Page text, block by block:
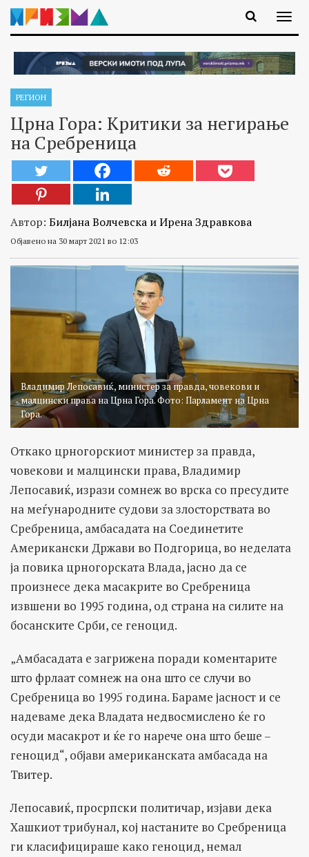
РЕГИОН
Црна Гора: Критики за негирање
на Сребреница
Автор: Билјана Волчевска и Ирена Здравкова
Објавено на 30 март 2021 во 12:03
Владимир Лепосавиќ, министер за правда, човекови и
малцински права на Црна Гора. Фото: Парламент на Црна
Гора.
Откако црногорскиот министер за правда,
човекови и малцински права, Владимир
Лепосавиќ, изрази сомнеж во врска со пресудите
на меѓународните судови за злосторствата во
Сребреница, амбасадата на Соединетите
Американски Држави во Подгорица, во неделата
ја повика црногорската Влада, јасно да се
произнесе дека масакрите во Сребреница
извшени во 1995 година, од страна на силите на
босанските Срби, се геноцид.
„Амбасадата е загрижена поради коментарите
што фрлаат сомнеж на она што се случи во
Сребреница во 1995 година. Бараме јасност и се
надеваме дека Владата недвосмислено ќе го
осуди масакрот и ќе го нарече она што беше –
геноцид“, објави американската амбасада на
Твитер.
Лепосавиќ, просрпски политичар, изјави дека
Хашкиот трибунал, кој настаните во Сребреница
ги класифицираше како геноцид, немал